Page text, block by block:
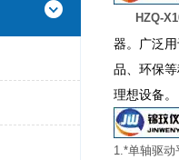
HZQ-
器。广泛
品、环保
理想设备。
1.*单轴驱